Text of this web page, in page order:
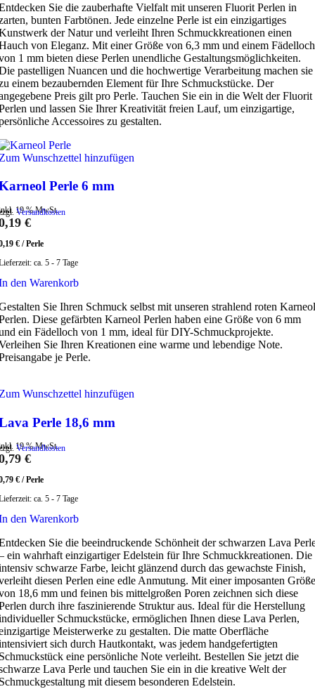
Sie die zauberhafte Vielfalt mit unseren Fluorit Perlen in
bunten Farbtönen. Jede einzelne Perle ist ein einzigartiges
der Natur und verleiht Ihren Schmuckkreationen einen
von Eleganz. Mit einer Größe von 6,3 mm und einem Fädelloch
1 mm bieten diese Perlen unendliche Gestaltungsmöglichkeiten.
pastelligen Nuancen und die hochwertige Verarbeitung machen sie
einem bezaubernden Element für Ihre Schmuckstücke. Der
Preis gilt pro Perle. Tauchen Sie ein in die Welt der Fluorit
und lassen Sie Ihrer Kreativität freien Lauf, um einzigartige,
Accessoires zu gestalten.
Wunschzettel hinzufügen
Perle 6 mm
19 % MwSt.
Versandkosten
€
€ /Perle
ca. 5 - 7 Tage
den Warenkorb
Sie Ihren Schmuck selbst mit unseren strahlend roten Karneol
Diese gefärbten Karneol Perlen haben eine Größe von 6 mm
ein Fädelloch von 1 mm, ideal für DIY-Schmuckprojekte.
Sie Ihren Kreationen eine warme und lebendige Note.
je Perle.
Wunschzettel hinzufügen
Perle 18,6 mm
19 % MwSt.
Versandkosten
€
€ /Perle
ca. 5 - 7 Tage
den Warenkorb
Sie die beeindruckende Schönheit der schwarzen Lava
ein wahrhaft einzigartiger Edelstein für Ihre Schmuckkreationen. Die
schwarze Farbe, leicht glänzend durch das gewachste Finish,
diesen Perlen eine edle Anmutung. Mit einer imposanten Größe
18,6 mm und feinen bis mittelgroßen Poren zeichnen sich diese
durch ihre faszinierende Struktur aus. Ideal für die Herstellung
Schmuckstücke, ermöglichen Ihnen diese Lava Perlen,
Meisterwerke zu gestalten. Die matte Oberfläche
sich durch Hautkontakt, was jedem handgefertigten
eine persönliche Note verleiht. Bestellen Sie jetzt die
Lava Perle und tauchen Sie ein in die kreative Welt der
mit diesem besonderen Edelstein.